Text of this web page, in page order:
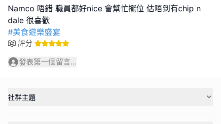
Namco 唔錯 職員都好nice 會幫忙擺位 估唔到有chip n
#美食遊樂盛宴
評分
發表第一個留言...
社群主題